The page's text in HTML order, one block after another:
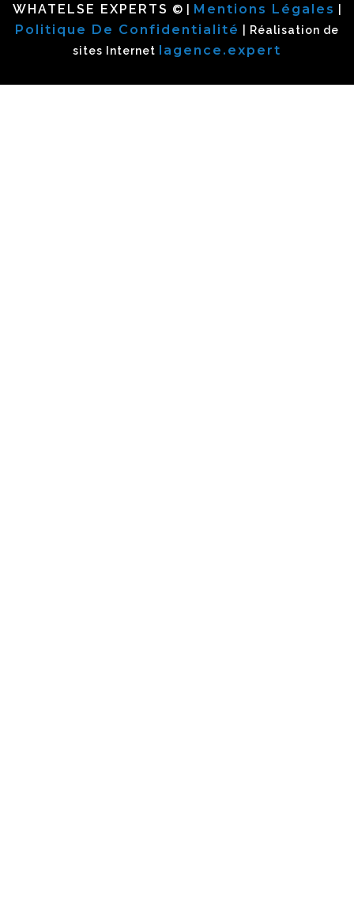
WHATELSE EXPERTS © | Mentions Légales
Politique De Confidentialité
| Réalisation de
sites Internet lagence.expert